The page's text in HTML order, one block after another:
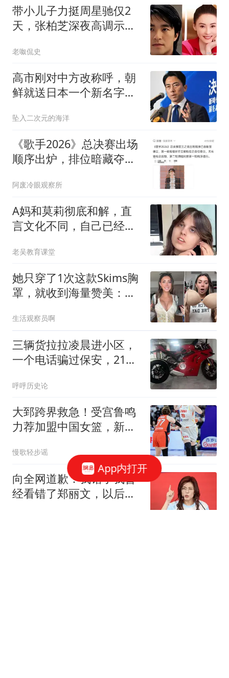
带小儿子力挺周星驰仅2
天，张柏芝深夜高调示
老呶侃史
高市刚对中方改称呼，朝
鲜就送日本一个新名字，
坠入二次元的海洋
《歌手2026》总决赛出场
顺序出炉，排位暗藏夺冠
阿废冷眼观察所
A妈和莫莉彻底和解，直
言文化不同，自己已经做
老吴教育课堂
她只穿了1次这款Skims胸
罩，就收到海量赞美：轻
生活观察员啊
三辆货拉拉凌晨进小区，
一个电话骗过保安，21万
呼呼历史论
大郅跨界救急！受宫鲁鸣
力荐加盟中国女篮，新身
慢歌轻步谣
向全网道歉：我错了我曾
经看错了郑丽文，以后她
App内打开